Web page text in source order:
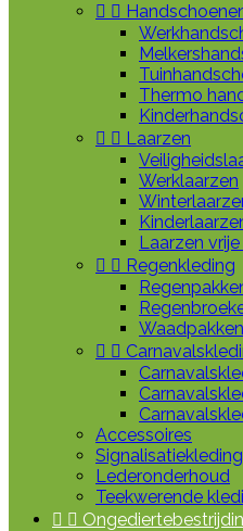
 
Thermo
  Laarzen
Werklaarzen
Laarzen
  Regenkleding
Waadpakken
 
Accessoires
Signalisatiekleding
Lederonderhoud
Teekwerende
 